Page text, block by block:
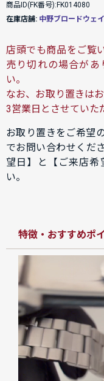
商品ID(FK番号):FK014080
在庫店舗: 中野ブロードウェ
店頭でも商品をご覧
売り切れの場合があ
い。
なお、お取り置きは
3営業日とさせていた
お取り置きをご希望
でお問い合わせくだ
望日】と【ご来店希
い。
特徴・おすすめポ